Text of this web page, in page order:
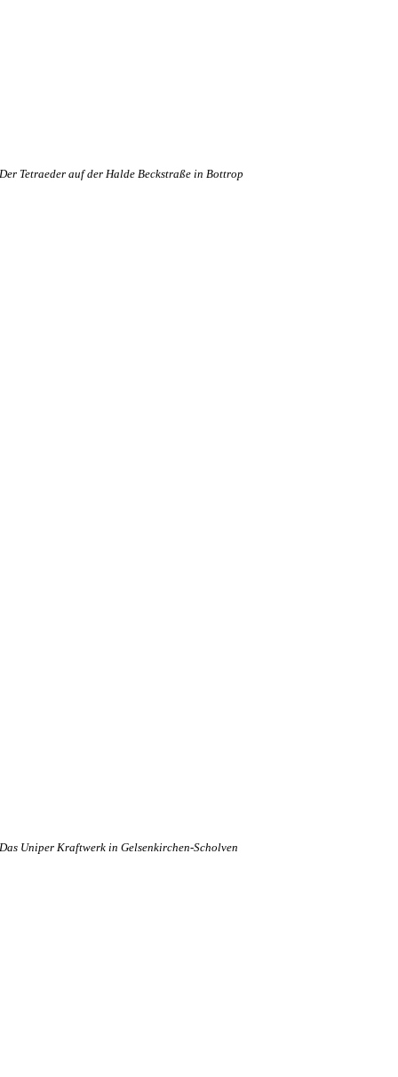
Der Tetraeder auf der Halde Beckstraße in Bottrop
Das Uniper Kraftwerk in Gelsenkirchen-Scholven